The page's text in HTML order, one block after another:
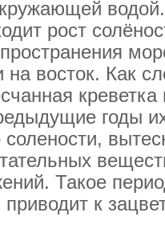
рост
восток. Как
годы
Такое
к